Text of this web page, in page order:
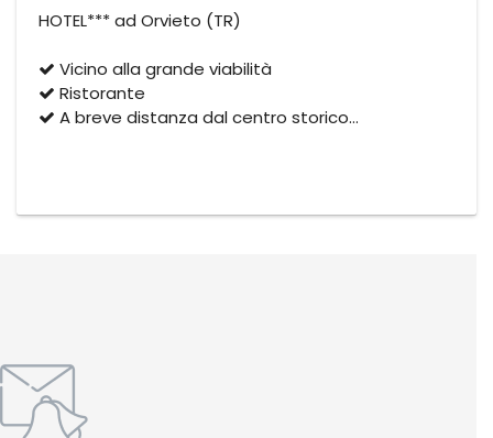
HOTEL*** ad Orvieto (TR)
Vicino alla grande viabilità
Ristorante
A breve distanza dal centro storico…